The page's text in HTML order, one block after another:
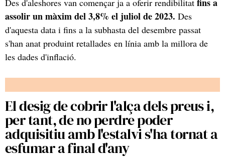
assolir un màxim del 3,8% el juliol de 2023. Des
d'aquesta data i fins a la subhasta del desembre passat
s'han anat produint retallades en línia amb la millora de
les dades d'inflació.
El desig de cobrir l'alça dels preus i,
per tant, de no perdre poder
adquisitiu amb l'estalvi s'ha tornat a
esfumar a final d'any